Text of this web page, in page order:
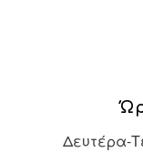
Δευτέρα-